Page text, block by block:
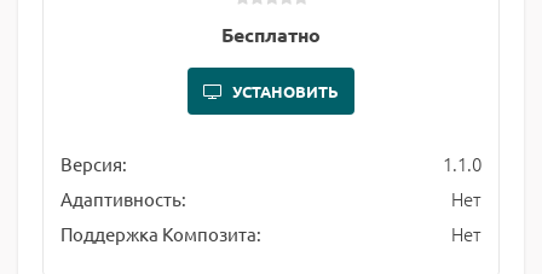
Бесплатно
УСТАНОВИТЬ
Версия: 1.1.0
Адаптивность: Нет
Поддержка Композита: Нет